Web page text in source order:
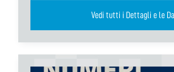
Vedi tutti i